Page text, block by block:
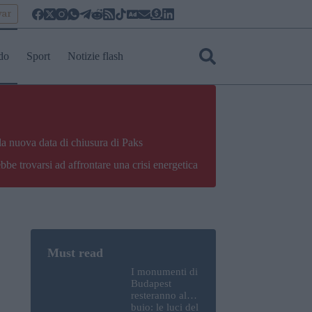
Sport Notizie flash
nuova data di chiusura di Paks
trovarsi ad affrontare una crisi energetica
I monumenti di
Budapest
resteranno al
buio: le luci del